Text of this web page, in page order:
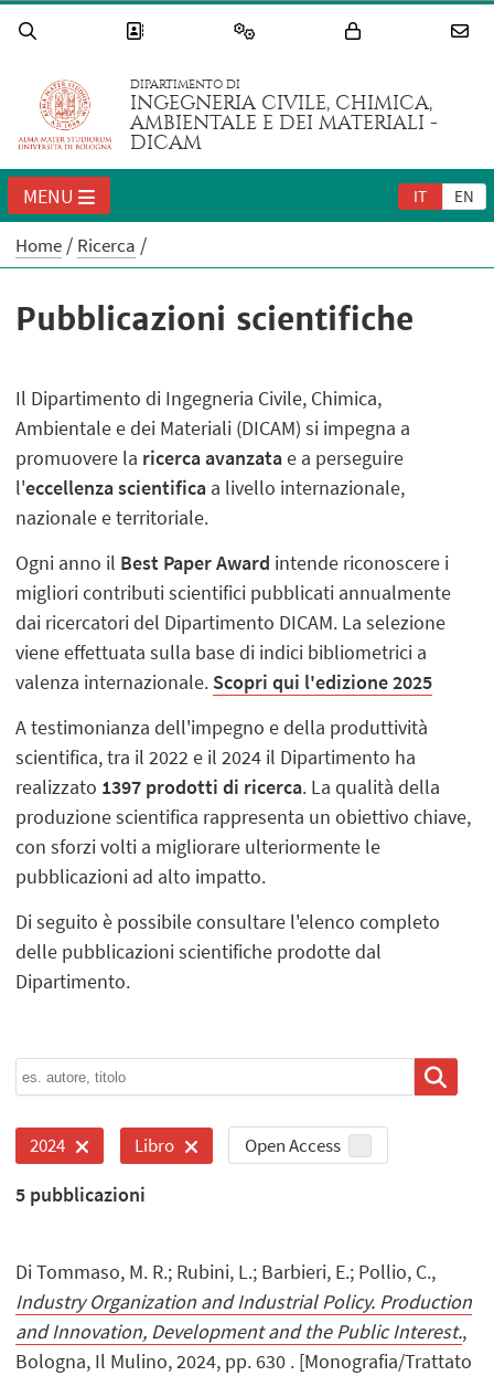
DIPARTIMENTO DI
INGEGNERIA CIVILE, CHIMICA,
AMBIENTALE E DEI MATERIALI -
DICAM
IT EN
MENU
Home Ricerca
Pubblicazioni scientifiche
Il Dipartimento di Ingegneria Civile, Chimica,
Ambientale e dei Materiali (DICAM) si impegna a
promuovere la ricerca avanzatae a perseguire
l'eccellenza scientifica a livello internazionale,
nazionale e territoriale.
Ogni anno il Best Paper Award intende riconoscere i
migliori contributi scientifici pubblicati annualmente
dai ricercatori del Dipartimento DICAM. La selezione
viene effettuata sulla base di indici bibliometrici a
valenza internazionale. Scopri qui l'edizione 2025
A testimonianza dell'impegno e della produttività
scientifica, tra il 2022 e il 2024 il Dipartimento ha
realizzato 1397 prodotti di ricerca. La qualità della
produzione scientifica rappresenta un obiettivo chiave,
con sforzi volti a migliorare ulteriormente le
pubblicazioni ad alto impatto.
Di seguito è possibile consultare l'elenco completo
delle pubblicazioni scientifiche prodotte dal
Dipartimento.
2024 Libro Open Access
5 pubblicazioni
Di Tommaso, M. R.; Rubini, L.; Barbieri, E.; Pollio, C.,
Industry Organization and Industrial Policy. Production
and Innovation, Development and the Public Interest.,
Bologna, Il Mulino, 2024, pp. 630 . [Monografia/Trattato